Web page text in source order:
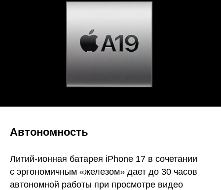
Автономность
Литий-ионная батарея iPhone 17 в сочетании
с эргономичным «железом» дает до 30 часов
автономной работы при просмотре видео